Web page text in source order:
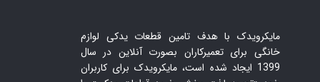
مایکرویدک با هدف تامین قطعات یدکی لوازم
خانگی برای تعمیرکاران بصورت آنلاین در سال
1399 ایجاد شده است، مایکرویدک برای کاربران